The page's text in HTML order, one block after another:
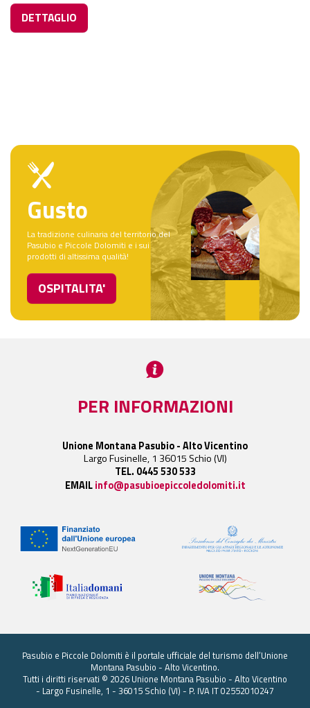
DETTAGLIO
Gusto
La tradizione culinaria del territorio del
Pasubio e Piccole Dolomiti e i sui
prodotti di altissima qualità!
OSPITALITA'
PER INFORMAZIONI
Unione Montana Pasubio - Alto Vicentino
Largo Fusinelle, 1 36015 Schio (VI)
TEL. 0445 530 533
EMAILinfo@pasubioepiccoledolomiti.it
Pasubio e Piccole Dolomiti è il portale ufficiale del turismo dell’Unione
Montana Pasubio - Alto Vicentino.
Tutti i diritti riservati © 2026 Unione Montana Pasubio - Alto Vicentino
- Largo Fusinelle, 1 - 36015 Schio (VI) - P. IVA IT 02552010247